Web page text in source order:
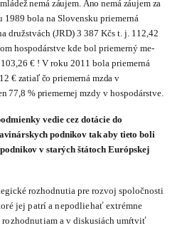
mládežnemá záujem. Áno nemá záujem za
1989 bola na Slovensku priemerná
družstvách (JRD) 3 387 Kčs t. j. 112,42
hospodárstve kde bol priemerný me­
€ ! V roku 2011 bola priemerná
€ zatiaľ čo priemerná mzda v
77,8 % priemernej mzdyv hospodárstve.
vedie cez dotácie do
podnikov tak aby tieto boli
v starých štátoch Európskej
rozhodnutia pre rozvoj spoločnosti
jej patrí a nepodliehať extrémne
rozhodnutiam a v diskusiách umŕtviť